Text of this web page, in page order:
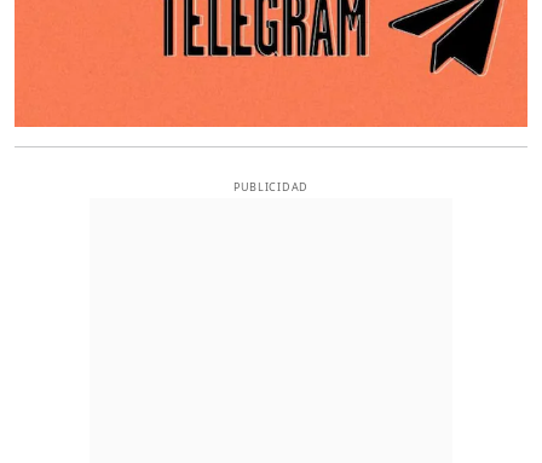
PUBLICIDAD